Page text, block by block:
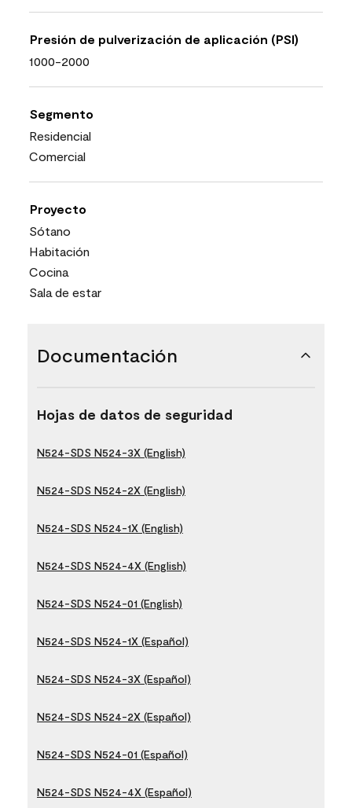
Presión de pulverización de aplicación (PSI)
1000-2000
Segmento
Residencial
Comercial
Proyecto
Sótano
Habitación
Cocina
Sala de estar
Documentación
Hojas de datos de seguridad
N524-SDS N524-3X (English)
N524-SDS N524-2X (English)
N524-SDS N524-1X (English)
N524-SDS N524-4X (English)
N524-SDS N524-01 (English)
N524-SDS N524-1X (Español)
N524-SDS N524-3X (Español)
N524-SDS N524-2X (Español)
N524-SDS N524-01 (Español)
N524-SDS N524-4X (Español)